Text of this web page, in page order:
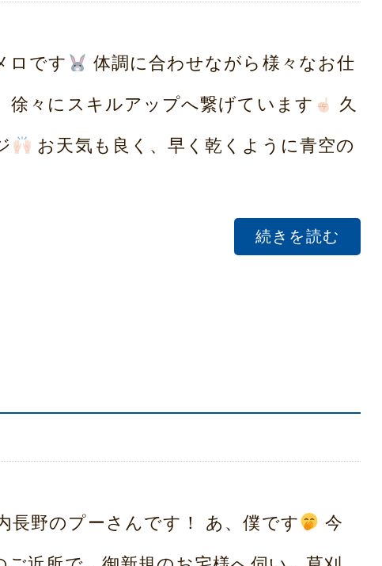
ロです 体調に合わせながら様々なお仕
徐々にスキルアップへ繋げています 久
お天気も良く、早く乾くように青空の
続きを読む
長野のプーさんです！ あ、僕です 今